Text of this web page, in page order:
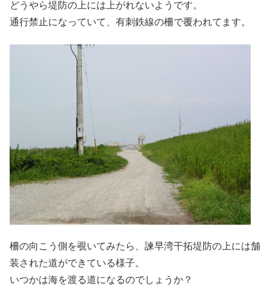
どうやら堤防の上には上がれないようです。
通行禁止になっていて、有刺鉄線の柵で覆われてます。
柵の向こう側を覗いてみたら、諫早湾干拓堤防の上には舗
装された道ができている様子。
いつかは海を渡る道になるのでしょうか？